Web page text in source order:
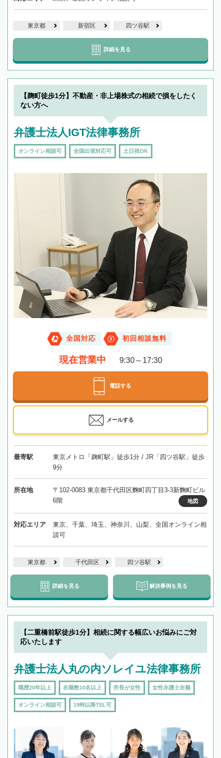
東京都 新宿区 四ツ谷駅
詳細を見る
【麹町徒歩1分】不動産・非上場株式の相続で損をしたく
ない方へ
弁護士法人IGT法律事務所
オンライン相談可 全国出張対応可 土日祝OK
全国対応 初回相談無料
現在営業中 9:30～17:30
電話する
メールする
最寄駅
東京メトロ「麹町駅」徒歩1分 / JR「四ツ谷駅」徒歩
9分
所在地
〒102-0083 東京都千代田区麴町四丁目3-3新麴町ビル
6階
地図
対応エリア
東京、千葉、埼玉、神奈川、山梨、全国オンライン相
談可
東京都 千代田区 四ツ谷駅
詳細を見る 解決事例を見る
【二重橋前駅徒歩1分】相続に関する幅広いお悩みにご対
応いたします
弁護士法人丸の内ソレイユ法律事務所
職歴20年以上 在籍数10名以上 所長が女性 女性弁護士在籍
オンライン相談可 19時以降TEL可